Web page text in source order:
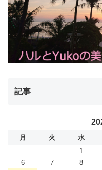
記事
月 火 水
1
6
7 8